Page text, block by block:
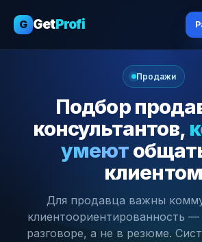
G GetProfi
Продажи
Подбор
консультантов,
умеют
клиентом
Для продавца важны
клиентоориентированность
разговоре, а не в резюме.